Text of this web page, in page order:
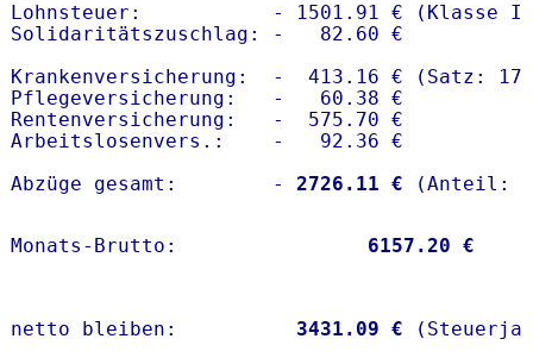
Lohnsteuer:           - 1501.91 € (Klasse I)
Solidaritätszuschlag: -   82.60 €
Krankenversicherung:  -  413.16 € (Satz:
Pflegeversicherung:   -   60.38 €
Rentenversicherung:   -  575.70 €
Arbeitslosenvers.:    -   92.36 €
Abzüge gesamt:        -
2726.11 €
Monats-Brutto: 6157.20 €
netto bleiben: 3431.09 €